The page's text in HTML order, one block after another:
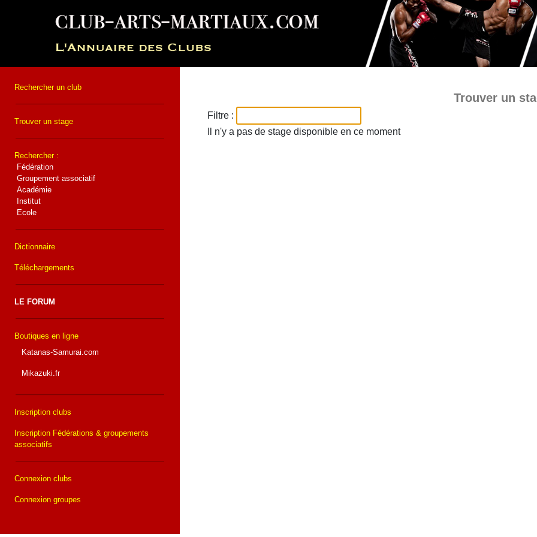
Rechercher un club
Trouver un stage
Rechercher :
Fédération
Groupement associatif
Académie
Institut
Ecole
Dictionnaire
Téléchargements
LE FORUM
Boutiques en ligne
Katanas-Samurai.com
Mikazuki.fr
Inscription clubs
Inscription Fédérations & groupements
associatifs
Connexion clubs
Connexion groupes
Trouver un
Filtre :
Il n'y a pas de stage disponible en ce moment